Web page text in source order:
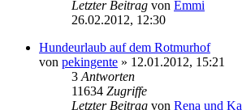
Letzter Beitrag von Emmi
26.02.2012, 12:30
Hundeurlaub auf dem Rotmurhof
von pekingente » 12.01.2012, 15:21
3 Antworten
11634 Zugriffe
Letzter Beitrag von Rena und